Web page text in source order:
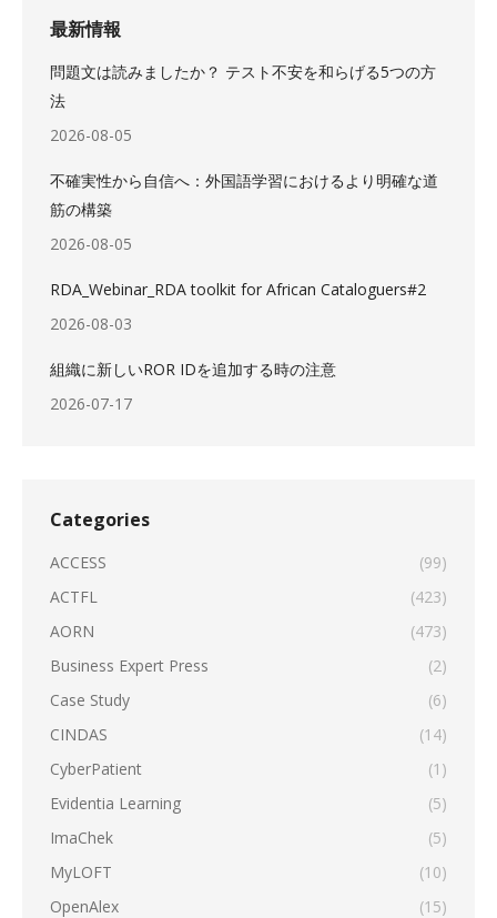
最新情報
問題文は読みましたか？ テスト不安を和らげる5つの方
法
2026-08-05
不確実性から自信へ：外国語学習におけるより明確な道
筋の構築
2026-08-05
RDA_Webinar_RDA toolkit for African Cataloguers#2
2026-08-03
組織に新しいROR IDを追加する時の注意
2026-07-17
Categories
ACCESS
(99)
ACTFL
(423)
AORN
(473)
Business Expert Press
(2)
Case Study
(6)
CINDAS
(14)
CyberPatient
(1)
Evidentia Learning
(5)
ImaChek
(5)
MyLOFT
(10)
OpenAlex
(15)